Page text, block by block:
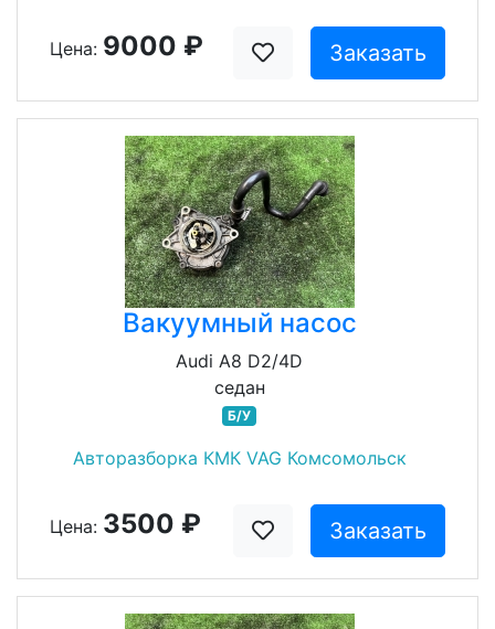
Цена: 9000 ₽ Заказать
Вакуумный насос
Audi A8 D2/4D
седан
Б/У
Авторазборка КМК VAG Комсомольск
Цена: 3500 ₽ Заказать